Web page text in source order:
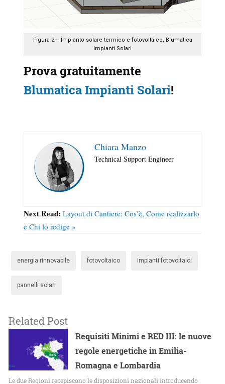
Figura 2 – Impianto solare termico e fotovoltaico, Blumatica
Impianti Solari
Prova gratuitamente
Blumatica Impianti Solari!
Chiara Manzo
Technical Support Engineer
Next Read: Layout di Cantiere: Cos’è, Come realizzarlo
e Chi lo redige »
energia rinnovabile fotovoltaico impianti fotovoltaici
pannelli solari
Related Post
Requisiti Minimi e RED III: le nuove
regole energetiche in Emilia-
Romagna e Lombardia
Le due Regioni recepiscono le disposizioni nazionali introducendo